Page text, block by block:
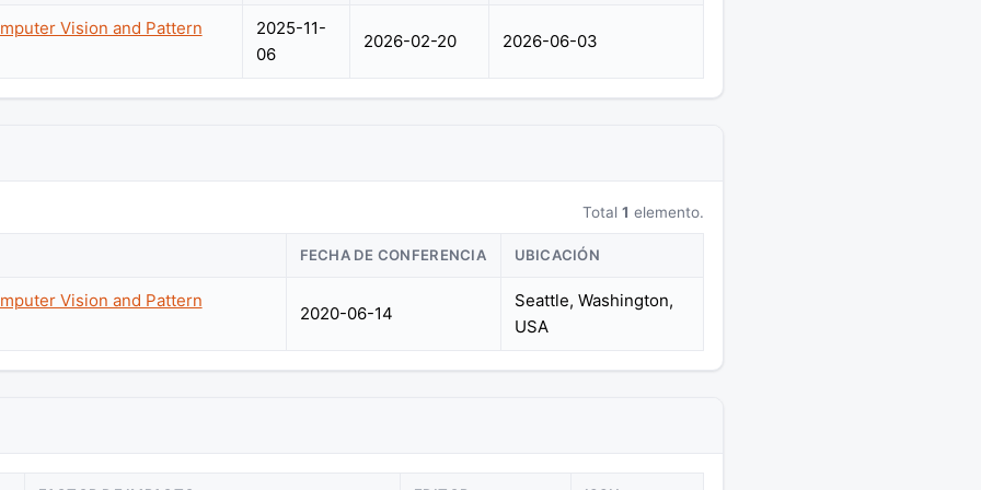
Vision and Pattern
2025-11-
06
2026-02-20 2026-06-03
Total 1 elemento.
FECHA DE CONFERENCIA UBICACIÓN
Vision and Pattern
2020-06-14
Seattle, Washington,
USA